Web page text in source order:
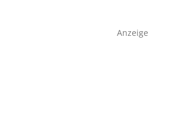
Anzeige